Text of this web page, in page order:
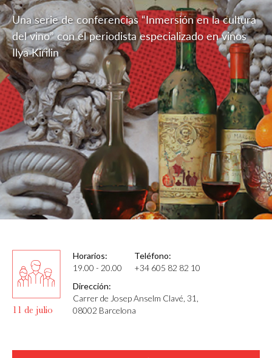
Una serie de conferencias “Inmersión en la cultura
del vino” con el periodista especializado en vinos
Ilya Kirilin
11 de julio
Horarios:
19.00 - 20.00
Teléfono:
+34 605 82 82 10
Dirección:
Carrer de Josep Anselm Clavé, 31,
08002 Barcelona